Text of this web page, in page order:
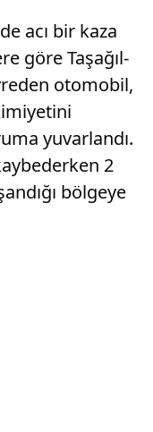
acı bir kaza
göre Taşağıl-
otomobil,
yuvarlandı.
2
bölgeye